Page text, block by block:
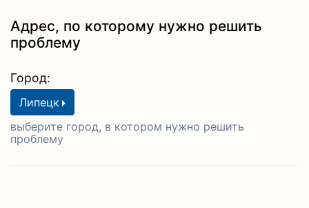
Адрес, по которому нужно решить
проблему
Город:
Липецк
выберите город, в котором нужно решить
проблему